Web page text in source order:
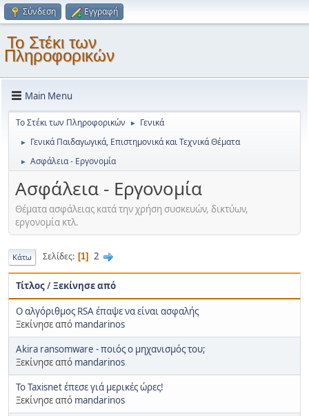
Σύνδεση Εγγραφή
Το Στέκι των
Πληροφορικών
Main Menu
Το Στέκι των Πληροφορικών ► Γενικά
► Γενικά Παιδαγωγικά, Επιστημονικά και Τεχνικά Θέματα
► Ασφάλεια - Εργονομία
Ασφάλεια - Εργονομία
Θέματα ασφάλειας κατά την χρήση συσκευών, δικτύων,
εργονομία κτλ.
Κάτω Σελίδες 1 2
Τίτλος/Ξεκίνησε από
Ο αλγόριθμος RSA έπαψε να είναι ασφαλής
Ξεκίνησε από mandarinos
Akira ransomware - ποιός ο μηχανισμός του;
Ξεκίνησε από mandarinos
Το Taxisnet έπεσε γιά μερικές ώρες!
Ξεκίνησε από mandarinos